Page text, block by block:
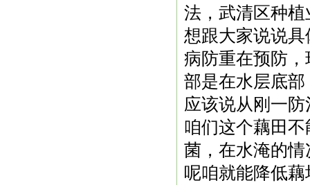
法，武清区种
想跟大家说说
病防重在预防
部是在水层底
应该说从刚一
咱们这个藕田
菌，在水淹的
呢咱就能降低